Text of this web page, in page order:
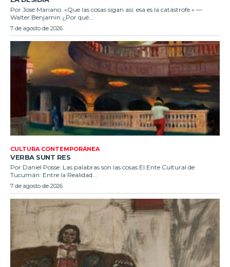
Por José Mariano. «Que las cosas sigan así, esa es la catástrofe.» —
Walter Benjamin ¿Por qué...
7 de agosto de 2026
CULTURA CONTEMPORÁNEA
VERBA SUNT RES
Por Daniel Posse. Las palabras son las cosas El Ente Cultural de
Tucumán: Entre la Realidad...
7 de agosto de 2026